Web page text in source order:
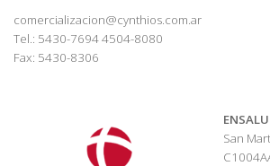
comercializacion@cynthios.com.ar
Tel.: 5430-7694 4504-8080
Fax: 5430-8306
San